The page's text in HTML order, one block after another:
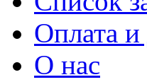
Оплата и
О нас